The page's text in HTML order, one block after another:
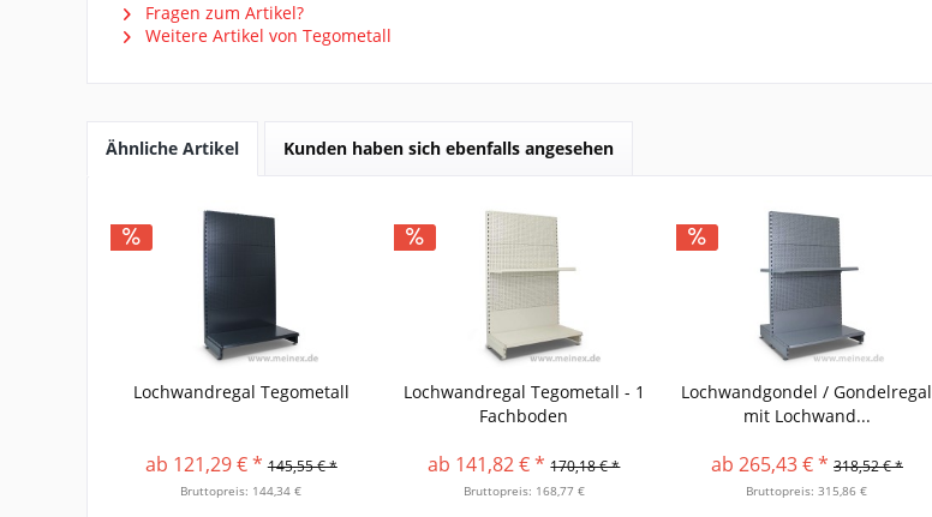
Fragen zum Artikel?
Weitere Artikel von Tegometall
Ähnliche Artikel Kunden haben sich ebenfalls angesehen
Lochwandregal Tegometall
ab 121,29 € * 145,55 € *
Bruttopreis: 144,34 €
Lochwandregal Tegometall - 1
Fachboden
ab 141,82 € * 170,18 € *
Bruttopreis: 168,77 €
Lochwandgondel / Gondelregal
mit Lochwand...
ab 265,43 € * 318,52 € *
Bruttopreis: 315,86 €